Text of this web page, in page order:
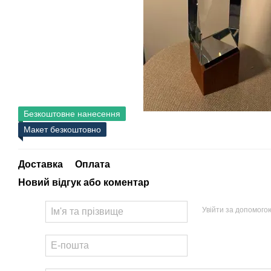
Безкоштовне нанесення
Макет безкоштовно
Доставка
Оплата
Новий відгук або коментар
Увійти за